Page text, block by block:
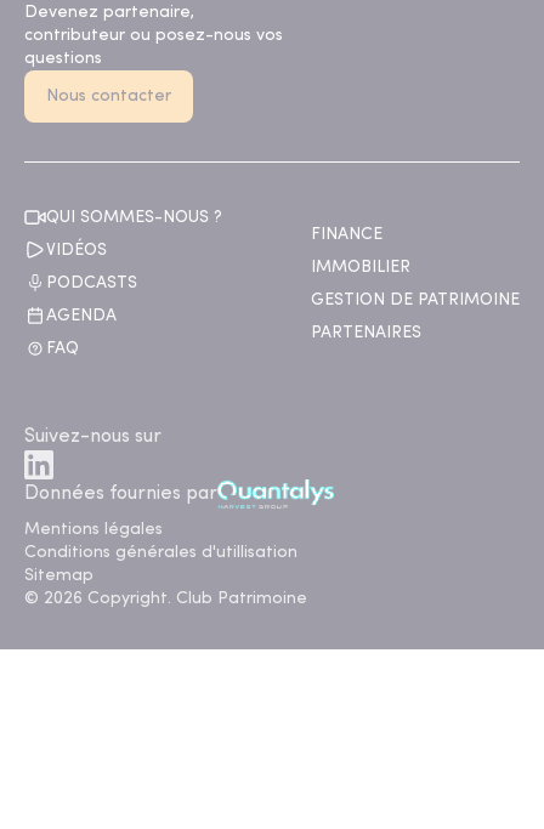
Devenez partenaire,
contributeur ou posez-nous vos
questions
Nous contacter
QUI SOMMES-NOUS ?
VIDÉOS
PODCASTS
AGENDA
FAQ
FINANCE
IMMOBILIER
GESTION DE PATRIMOINE
PARTENAIRES
Suivez-nous sur
Données fournies par
Mentions légales
Conditions générales d'utillisation
Sitemap
© 2026 Copyright. Club Patrimoine